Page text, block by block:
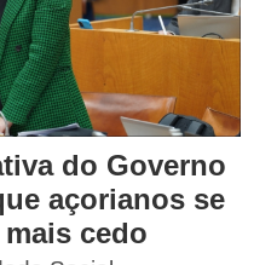
do Governo
açorianos se
cedo